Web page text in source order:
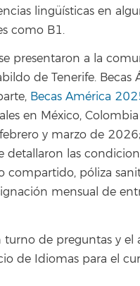
lingüísticas en
como B1.
presentaron a la
de Tenerife.
Becas América
en México,
y marzo de
detallaron las
compartido, póliza
mensual de
de preguntas y el
de Idiomas para el